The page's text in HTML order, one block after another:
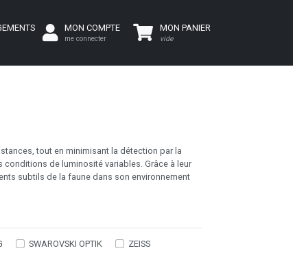
MON COMPTE
me connecter
MON PANIER
vide
tout en minimisant la détection par la
de luminosité variables. Grâce à leur
subtils de la faune dans son environnement
SWAROVSKI OPTIK ZEISS